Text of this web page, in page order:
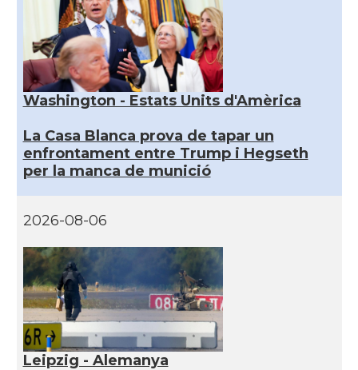
Washington - Estats Units d'Amèrica
La Casa Blanca prova de tapar un
enfrontament entre Trump i Hegseth
per la manca de munició
2026-08-06
Leipzig - Alemanya